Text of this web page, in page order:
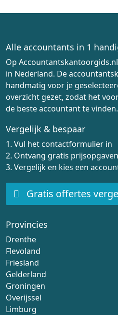
Alle accountants in 1
Op
in Nederland. De
handmatig voor je
overzicht gezet, zodat het
de beste accountant te vinden.
Vergelijk & bespaar
1. Vul het contactformulier in
2. Ontvang gratis prijsopgaven
3. Vergelijk en kies een
Gratis offertes
Provincies
Drenthe
Flevoland
Friesland
Gelderland
Groningen
Overijssel
Limburg